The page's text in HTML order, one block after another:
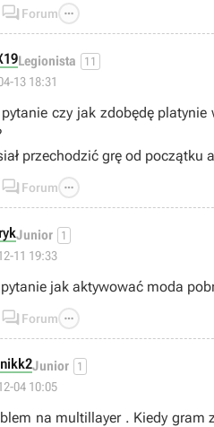
 Forum 
Legionista 11
13 18:31
czy jak zdobędę
przechodzić grę od początku
 Forum 
Junior 1
11 19:33
jak aktywować moda
 Forum 
Junior 1
04 10:05
na multillayer . Kiedy